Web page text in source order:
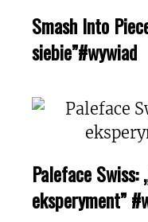
Smash Into
siebie”#wywiad
Paleface Swiss:
eksperyment”